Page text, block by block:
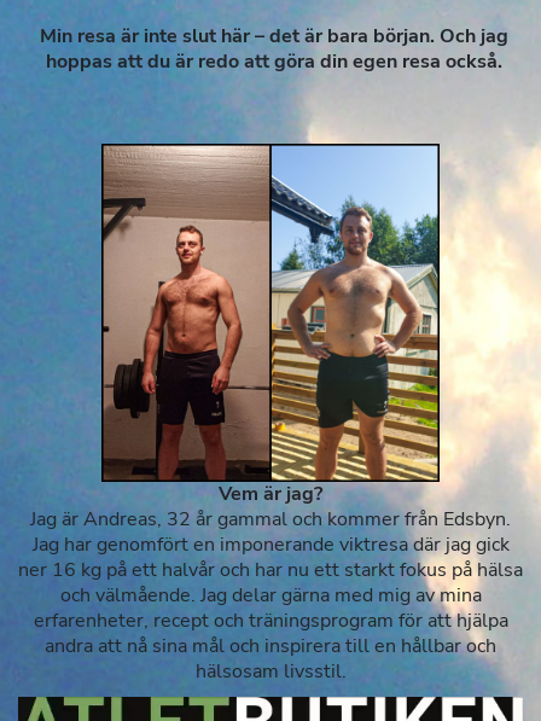
Min resa är inte slut här – det är bara början. Och jag
hoppas att du är redo att göra din egen resa också.
Vem är jag?
Jag är Andreas, 32 år gammal och kommer från Edsbyn.
Jag har genomfört en imponerande viktresa där jag gick
ner 16 kg på ett halvår och har nu ett starkt fokus på hälsa
och välmående. Jag delar gärna med mig av mina
erfarenheter, recept och träningsprogram för att hjälpa
andra att nå sina mål och inspirera till en hållbar och
hälsosam livsstil.